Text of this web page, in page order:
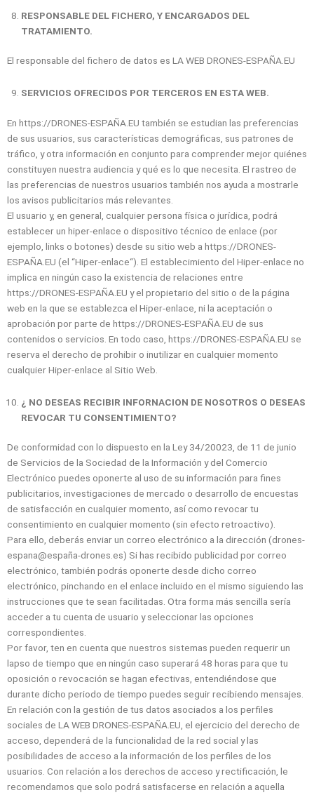
RESPONSABLE DEL FICHERO, Y ENCARGADOS DEL
TRATAMIENTO.
El responsable del fichero de datos es LA WEB DRONES-ESPAÑA.EU
SERVICIOS OFRECIDOS POR TERCEROS EN ESTA WEB.
En https://DRONES-ESPAÑA.EU también se estudian las preferencias
de sus usuarios, sus características demográficas, sus patrones de
tráfico, y otra información en conjunto para comprender mejor quiénes
constituyen nuestra audiencia y qué es lo que necesita. El rastreo de
las preferencias de nuestros usuarios también nos ayuda a mostrarle
los avisos publicitarios más relevantes.
El usuario y, en general, cualquier persona física o jurídica, podrá
establecer un hiper-enlace o dispositivo técnico de enlace (por
ejemplo, links o botones) desde su sitio web a https://DRONES-
ESPAÑA.EU (el “Hiper-enlace“). El establecimiento del Hiper-enlace no
implica en ningún caso la existencia de relaciones entre
https://DRONES-ESPAÑA.EU y el propietario del sitio o de la página
web en la que se establezca el Hiper-enlace, ni la aceptación o
aprobación por parte de https://DRONES-ESPAÑA.EU de sus
contenidos o servicios. En todo caso, https://DRONES-ESPAÑA.EU se
reserva el derecho de prohibir o inutilizar en cualquier momento
cualquier Hiper-enlace al Sitio Web.
¿ NO DESEAS RECIBIR INFORNACION DE NOSOTROS O DESEAS
REVOCAR TU CONSENTIMIENTO?
De conformidad con lo dispuesto en la Ley 34/20023, de 11 de junio
de Servicios de la Sociedad de la Información y del Comercio
Electrónico puedes oponerte al uso de su información para fines
publicitarios, investigaciones de mercado o desarrollo de encuestas
de satisfacción en cualquier momento, así como revocar tu
consentimiento en cualquier momento (sin efecto retroactivo).
Para ello, deberás enviar un correo electrónico a la dirección (drones-
espana@españa-drones.es) Si has recibido publicidad por correo
electrónico, también podrás oponerte desde dicho correo
electrónico, pinchando en el enlace incluido en el mismo siguiendo las
instrucciones que te sean facilitadas. Otra forma más sencilla sería
acceder a tu cuenta de usuario y seleccionar las opciones
correspondientes.
Por favor, ten en cuenta que nuestros sistemas pueden requerir un
lapso de tiempo que en ningún caso superará 48 horas para que tu
oposición o revocación se hagan efectivas, entendiéndose que
durante dicho periodo de tiempo puedes seguir recibiendo mensajes.
En relación con la gestión de tus datos asociados a los perfiles
sociales de LA WEB DRONES-ESPAÑA.EU, el ejercicio del derecho de
acceso, dependerá de la funcionalidad de la red social y las
posibilidades de acceso a la información de los perfiles de los
usuarios. Con relación a los derechos de acceso y rectificación, le
recomendamos que solo podrá satisfacerse en relación a aquella